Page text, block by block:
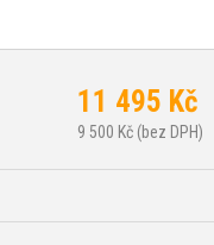
11 495 Kč
9 500 Kč (bez DPH)